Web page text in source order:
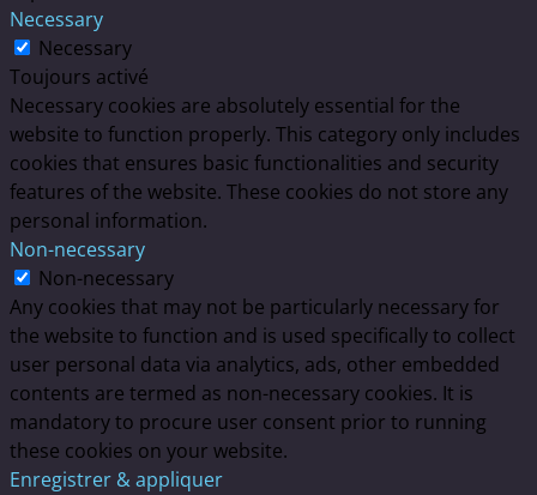
Necessary
Necessary
Toujours activé
Necessary cookies are absolutely essential for the
website to function properly. This category only includes
cookies that ensures basic functionalities and security
features of the website. These cookies do not store any
personal information.
Non-necessary
Non-necessary
Any cookies that may not be particularly necessary for
the website to function and is used specifically to collect
user personal data via analytics, ads, other embedded
contents are termed as non-necessary cookies. It is
mandatory to procure user consent prior to running
these cookies on your website.
Enregistrer & appliquer